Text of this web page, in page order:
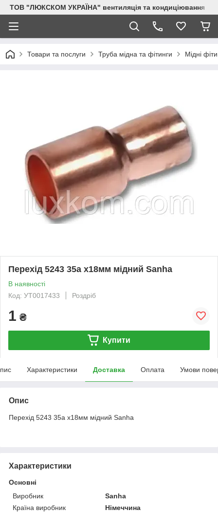
ТОВ "ЛЮКСКОМ УКРАЇНА" вентиляція та кондиціювання
Товари та послуги Труба мідна та фітинги Мідні
Перехід 5243 35а х18мм мідний Sanha
В наявності
Код: УТ0017433
Роздріб
1 ₴
Купити
Характеристики Доставка Оплата Умови
Опис
Перехід 5243 35а х18мм мідний Sanha
Характеристики
Основні
Виробник
Sanha
Країна виробник
Німеччина